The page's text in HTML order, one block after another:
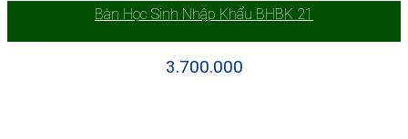
Bàn Học Sinh Nhập Khẩu BHBK 21
3.700.000